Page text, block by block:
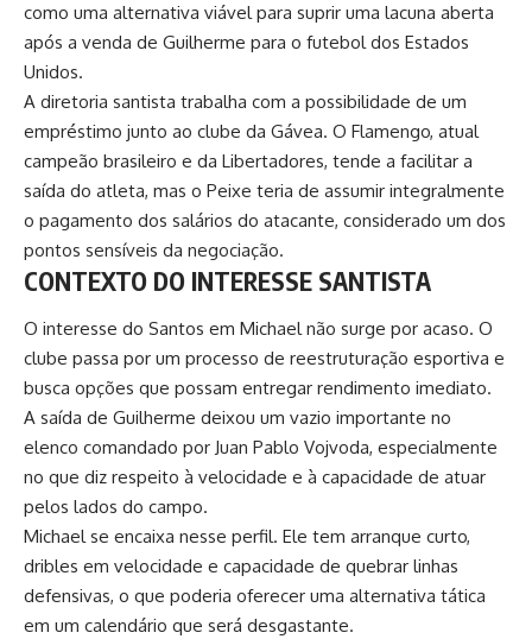
como uma alternativa viável para suprir uma lacuna aberta
após a venda de Guilherme para o futebol dos Estados
Unidos.
A diretoria santista trabalha com a possibilidade de um
empréstimo junto ao clube da Gávea. O Flamengo, atual
campeão brasileiro e da Libertadores, tende a facilitar a
saída do atleta, mas o Peixe teria de assumir integralmente
o pagamento dos salários do atacante, considerado um dos
pontos sensíveis da negociação.
CONTEXTO DO INTERESSE SANTISTA
O interesse do Santos em Michael não surge por acaso. O
clube passa por um processo de reestruturação esportiva e
busca opções que possam entregar rendimento imediato.
A saída de Guilherme deixou um vazio importante no
elenco comandado por Juan Pablo Vojvoda, especialmente
no que diz respeito à velocidade e à capacidade de atuar
pelos lados do campo.
Michael se encaixa nesse perfil. Ele tem arranque curto,
dribles em velocidade e capacidade de quebrar linhas
defensivas, o que poderia oferecer uma alternativa tática
em um calendário que será desgastante.